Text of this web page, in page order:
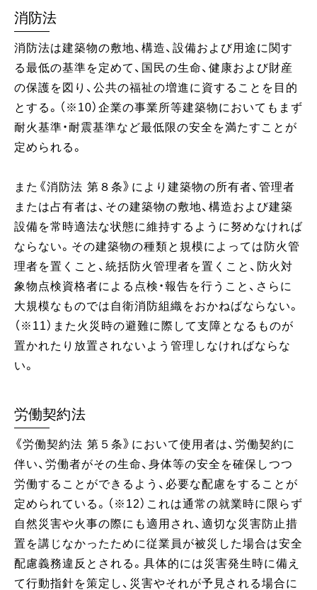
消防法
消防法は建築物の敷地、構造、設備および用途に関す
る最低の基準を定めて、国民の生命、健康および財産
の保護を図り、公共の福祉の増進に資することを目的
とする。（※10）企業の事業所等建築物においてもまず
耐火基準・耐震基準など最低限の安全を満たすことが
定められる。
また《消防法 第８条》により建築物の所有者、管理者
または占有者は、その建築物の敷地、構造および建築
設備を常時適法な状態に維持するように努めなければ
ならない。その建築物の種類と規模によっては防火管
理者を置くこと、統括防火管理者を置くこと、防火対
象物点検資格者による点検・報告を行うこと、さらに
大規模なものでは自衛消防組織をおかねばならない。
（※11）また火災時の避難に際して支障となるものが
置かれたり放置されないよう管理しなければならな
い。
労働契約法
《労働契約法 第５条》において使用者は、労働契約に
伴い、労働者がその生命、身体等の安全を確保しつつ
労働することができるよう、必要な配慮をすることが
定められている。（※12）これは通常の就業時に限らず
自然災害や火事の際にも適用され、適切な災害防止措
置を講じなかったために従業員が被災した場合は安全
配慮義務違反とされる。具体的には災害発生時に備え
て行動指針を策定し、災害やそれが予見される場合に